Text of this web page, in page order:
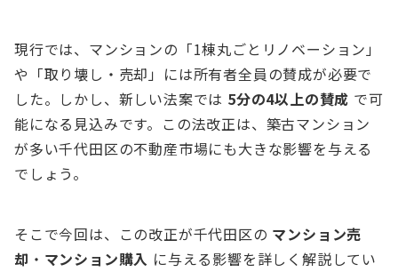
現行では、マンションの「1棟丸ごとリノベーション」
や「取り壊し・売却」には所有者全員の賛成が必要で
した。しかし、新しい法案では 5分の4以上の賛成 で可
能になる見込みです。この法改正は、築古マンション
が多い千代田区の不動産市場にも大きな影響を与える
でしょう。
そこで今回は、この改正が千代田区の マンション売
却 ・ マンション購入 に与える影響を詳しく解説してい